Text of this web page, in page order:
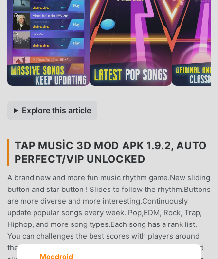
Explore this article
TAP MUSIC 3D MOD APK 1.9.2, AUTO
PERFECT/VIP UNLOCKED
A brand new and more fun music rhythm game.New sliding
button and star button ! Slides to follow the rhythm.Buttons
are more diverse and more interesting.Continuously
update popular songs every week. Pop,EDM, Rock, Trap,
Hiphop, and more song types.Each song has a rank list.
You can challenges the best scores with players around
the world.How to play1. Enjoy the music, tap the balls and
Moddroid